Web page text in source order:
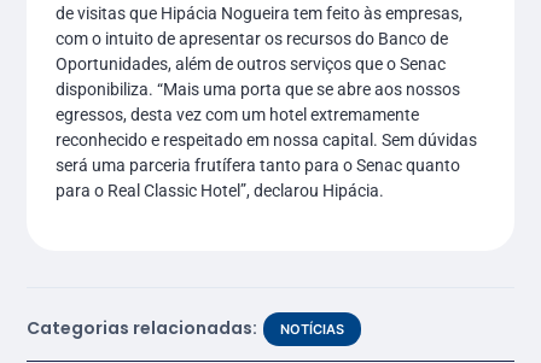
de visitas que Hipácia Nogueira tem feito às empresas,
com o intuito de apresentar os recursos do Banco de
Oportunidades, além de outros serviços que o Senac
disponibiliza. “Mais uma porta que se abre aos nossos
egressos, desta vez com um hotel extremamente
reconhecido e respeitado em nossa capital. Sem dúvidas
será uma parceria frutífera tanto para o Senac quanto
para o Real Classic Hotel”, declarou Hipácia.
Categorias relacionadas: NOTÍCIAS